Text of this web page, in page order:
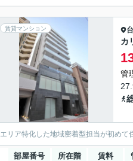
賃貸マンション
カ
管
エリア特化した地域密着型担当が初めて
部屋番号 所在階 賃料